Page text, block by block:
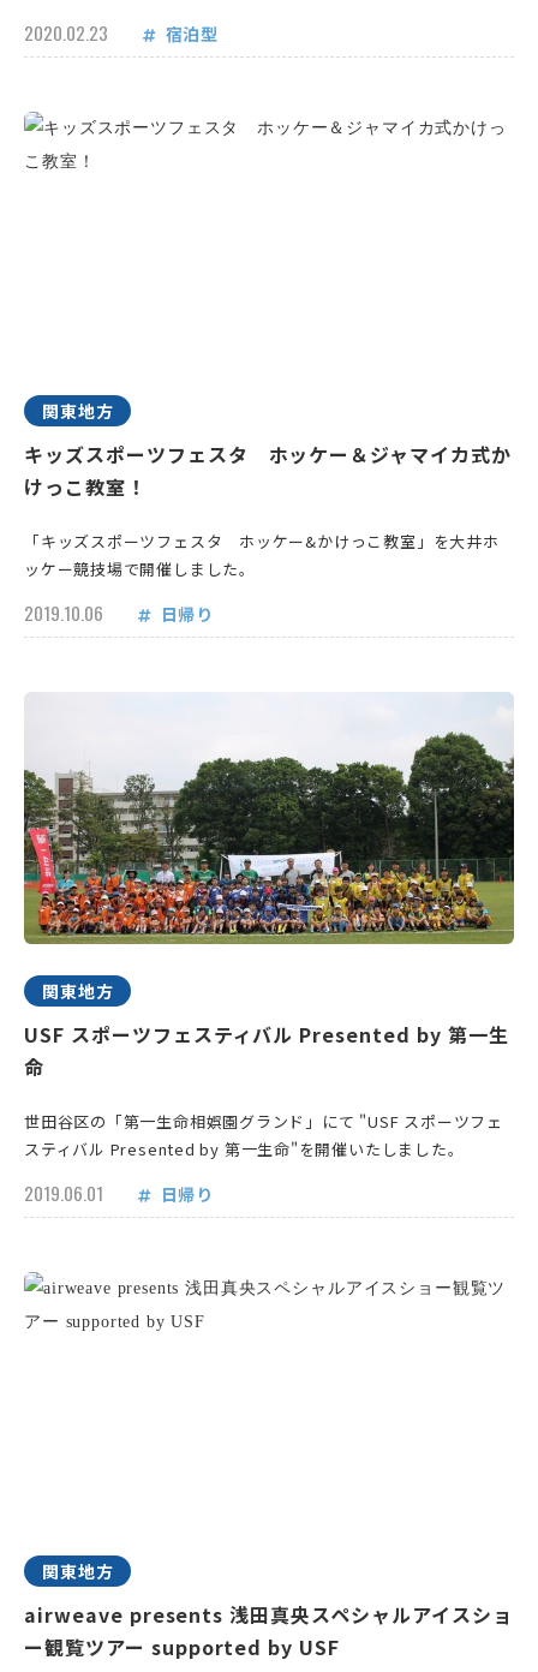
2020.02.23 宿泊型
関東地方
キッズスポーツフェスタ ホッケー＆ジャマイカ式か
けっこ教室！
「キッズスポーツフェスタ ホッケー&かけっこ教室」を大井ホ
ッケー競技場で開催しました。
2019.10.06 日帰り
関東地方
USF スポーツフェスティバル Presented by 第一生
命
世田谷区の「第一生命相娯園グランド」にて "USF スポーツフェ
スティバル Presented by 第一生命"を開催いたしました。
2019.06.01 日帰り
関東地方
airweave presents 浅田真央スペシャルアイスショ
ー観覧ツアー supported by USF